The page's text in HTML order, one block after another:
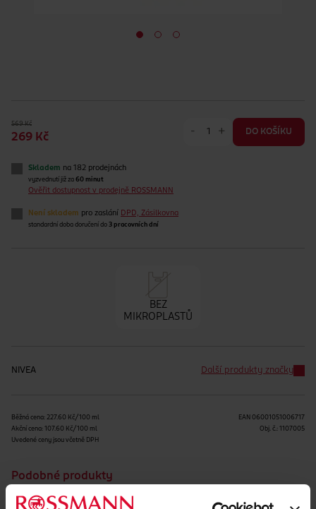
569 Kč
269 Kč
- + DO KOŠÍKU
Skladem na 182 prodejnách
vyzvednutí již za 60 minut
Ověřit dostupnost v prodejně ROSSMANN
Není skladem pro zaslání DPD, Zásilkovna
standardní doba doručení do 3 pracovních dní
BEZ
MIKROPLASTŮ
NIVEA Další produkty značky
Běžná cena: 227.60 Kč/100 ml
Akční cena: 107.60 Kč/100 ml
Uvedené ceny jsou včetně DPH
EAN 06001051006717
Obj. č.: 1107005
Podobné produkty